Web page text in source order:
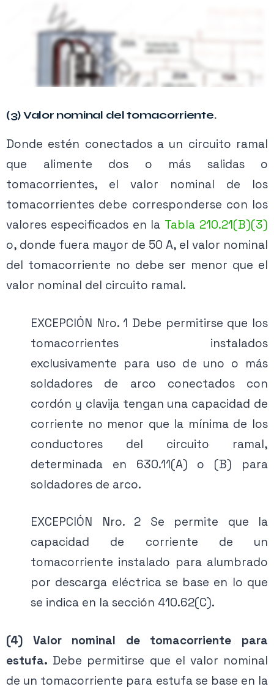
Conexión de tomacorrientes o receptáculos 20A conectados
a circuitos múltiples
Contenido exclusivo PRO
Activa tu membresía para acceder.
(3) Valor nominal del tomacorriente.
Donde estén conectados a un circuito ramal
que alimente dos o más salidas o
tomacorrientes, el valor nominal de los
tomacorrientes debe corresponderse con los
valores especificados en la Tabla 210.21(B)(3)
o, donde fuera mayor de 50 A, el valor nominal
del tomacorriente no debe ser menor que el
valor nominal del circuito ramal.
EXCEPCIÓN Nro. 1 Debe permitirse que los
tomacorrientes instalados
exclusivamente para uso de uno o más
soldadores de arco conectados con
cordón y clavija tengan una capacidad de
corriente no menor que la mínima de los
conductores del circuito ramal,
determinada en 630.11(A) o (B) para
soldadores de arco.
EXCEPCIÓN Nro. 2 Se permite que la
capacidad de corriente de un
tomacorriente instalado para alumbrado
por descarga eléctrica se base en lo que
se indica en la sección 410.62(C).
(4) Valor nominal de tomacorriente para
estufa. Debe permitirse que el valor nominal
de un tomacorriente para estufa se base en la